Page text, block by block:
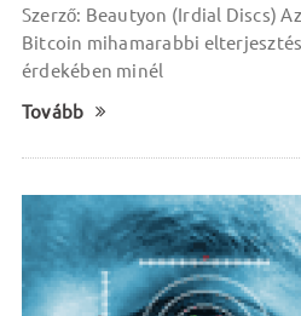
Szerző: Beautyon (Irdial Discs)
Bitcoin mihamarabbi
érdekében minél
Tovább